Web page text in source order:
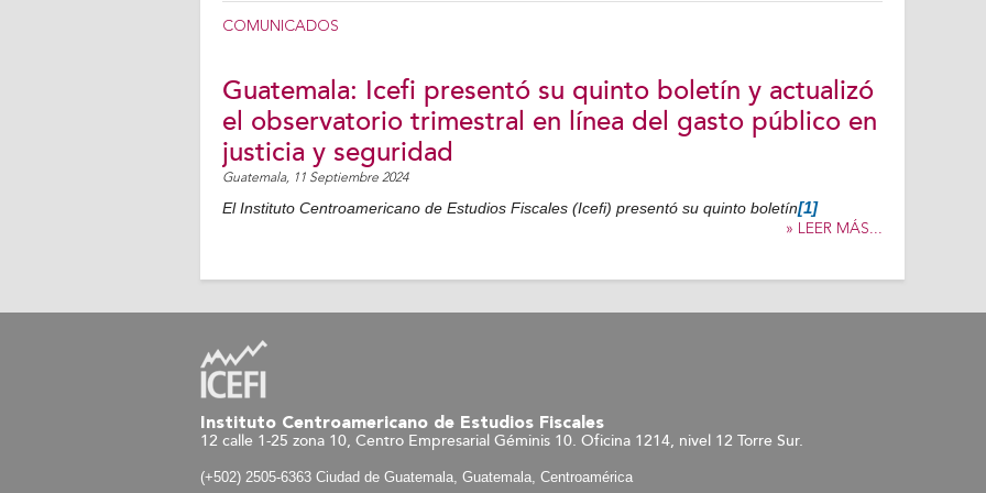
COMUNICADOS
Guatemala: Icefi presentó su quinto boletín y actualizó
el observatorio trimestral en línea del gasto público en
justicia y seguridad
Guatemala, 11 Septiembre 2024
El Instituto Centroamericano de Estudios Fiscales (Icefi) presentó su quinto boletín[1]
» LEER MÁS...
Instituto Centroamericano de Estudios Fiscales
12 calle 1-25 zona 10, Centro Empresarial Géminis 10. Oficina 1214, nivel 12 Torre Sur.
(+502) 2505-6363 Ciudad de Guatemala, Guatemala, Centroamérica